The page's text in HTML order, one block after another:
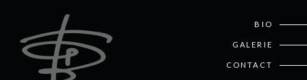
BIO
GALERIE
CONTACT